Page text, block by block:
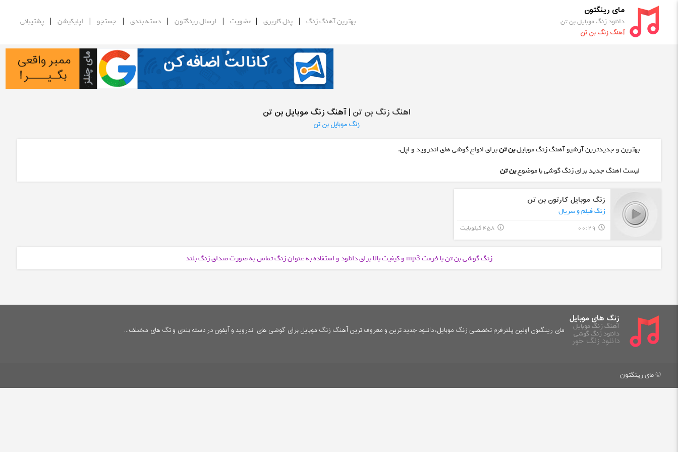
مای رینگتون
دانلود زنگ موبایل بن تن
آهنگ زنگ بن تن
بهترین آهنگ زنگ |پنل کاربری | عضویت | ارسال رینگتون |دسته بندی | جستجو | اپلیکیشن |پشتیبانی
اهنگ زنگ بن تن | آهنگ زنگ موبایل بن تن
زنگ موبایل بن تن
بهترین و جدیدترین آرشیو آهنگ زنگ موبایلبن تنبرای انواع گوشی های اندروید و اپل.
لیست اهنگ جدید برای زنگ گوشی با موضوعبن تن
زنگ موبایل کارتون بن تن
زنگ فیلم و سریال
query_builder
00:29 458 کیلوبایت info_outline
زنگ گوشی بن تن با فرمت mp3 و کیفیت بالا برای دانلود و استفاده به عنوان زنگ تماس به صورت صدای زنگ بلند
زنگ های موبایل
آهنگ زنگ موبایل
دانلود زنگ گوشی
دانلود زنگ خور
مای رینگتون اولین پلترفرم تخصصی زنگ موبایل، دانلود جدید ترین و معروف ترین آهنگ زنگ موبایل برای گوشی های اندروید و آیفون در دسته بندی و تگ های مختلف...
© مای رینگتون